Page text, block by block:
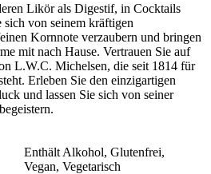
Likör als Digestif, in Cocktails
sich von seinem kräftigen
Kornnote verzaubern und bringen
mit nach Hause. Vertrauen Sie auf
L.W.C. Michelsen, die seit 1814 für
Erleben Sie den einzigartigen
und lassen Sie sich von seiner
Enthält Alkohol, Glutenfrei,
Vegan, Vegetarisch